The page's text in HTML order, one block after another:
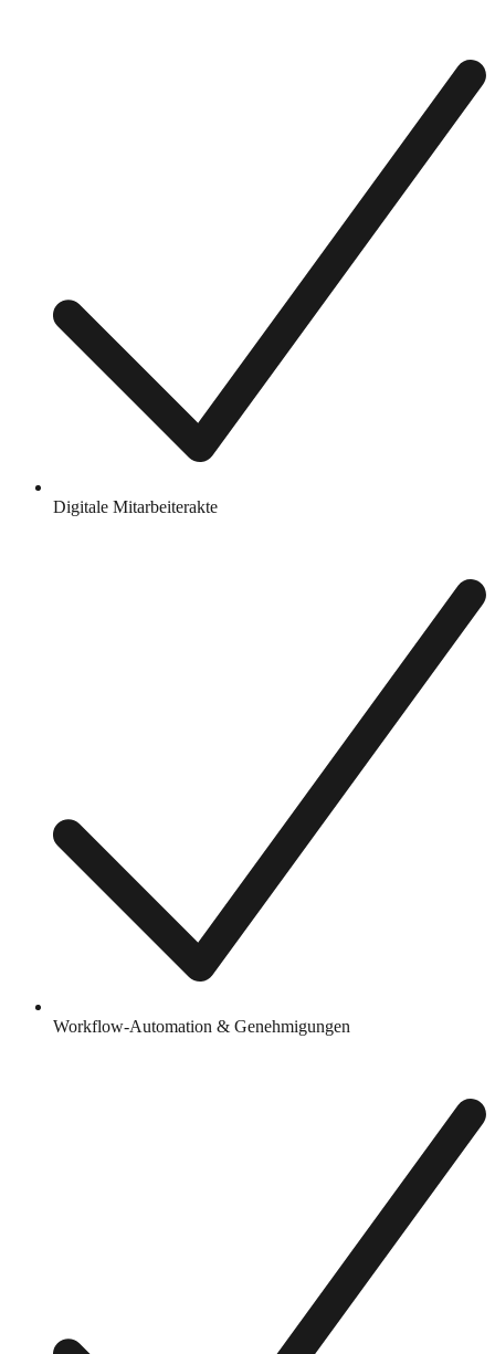
Digitale Mitarbeiterakte
Workflow-Automation & Genehmigungen